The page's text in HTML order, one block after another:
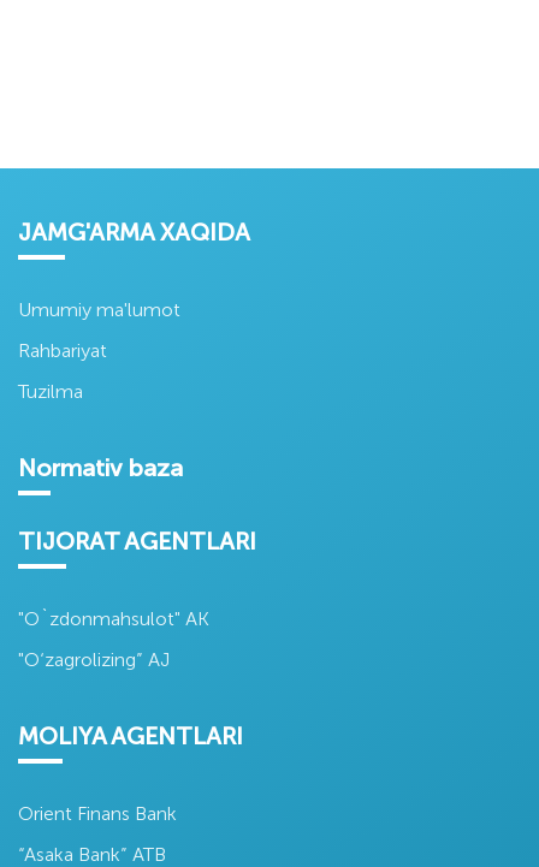
JAMG'ARMA XAQIDA
Umumiy ma'lumot
Rahbariyat
Tuzilma
Normativ baza
TIJORAT AGENTLARI
"O`zdonmahsulot" AK
"O‘zagrolizing” AJ
MOLIYA AGENTLARI
Orient Finans Bank
“Asaka Bank” ATB